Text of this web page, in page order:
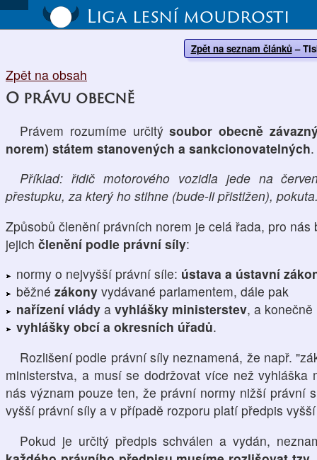
Liga lesní moudrosti
Zpět na seznam článků –
Zpět na obsah
O právu obecně
Právem rozumíme určitýsoubor obecně
norem) státem stanovených a sankcionovatelných.
Příklad: řidič motorového vozidla jede na
přestupku, za který ho stihne (bude-li přistižen),
Způsobů členění právních norem je celá řada, pro
jejich členění podle právní síly:
normy o nejvyšší právní síle: ústava a ústavní
běžné zákony vydávané parlamentem, dále pak
nařízení vlády a vyhlášky ministerstev, a konečně
vyhlášky obcí a okresních úřadů.
Rozlišení podle právní síly neznamená, že např.
ministerstva, a musí se dodržovat více než vyhláška
nás význam pouze ten, že právní normy nižší právní
vyšší právní síly a v případě rozporu platí předpis
Pokud je určitý předpis schválen a vydán,